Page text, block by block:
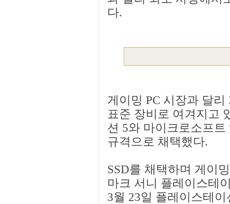
다.
게이밍 PC 시장과 달
표준 장비로 여겨지고
션 5와 마이크로소프
규격으로 채택했다.
SSD를 채택하며 게이
마크 서니 플레이스테
3월 23일 플레이스테